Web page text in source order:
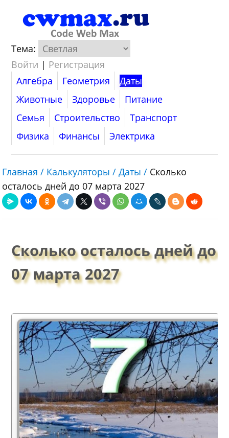
Тема:
Войти | Регистрация
Алгебра
Геометрия
Даты
Животные
Здоровье
Питание
Семья
Строительство
Транспорт
Физика
Финансы Электрика
Главная / Калькуляторы /Даты / Сколько
осталось дней до 07 марта 2027
Сколько осталось дней до
07 марта 2027